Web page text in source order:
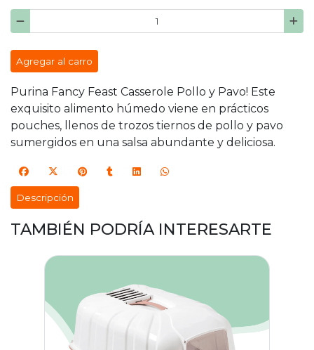
Agregar al carro
Purina Fancy Feast Casserole Pollo y Pavo! Este
exquisito alimento húmedo viene en prácticos
pouches, llenos de trozos tiernos de pollo y pavo
sumergidos en una salsa abundante y deliciosa.
Descripción
TAMBIÉN PODRÍA INTERESARTE